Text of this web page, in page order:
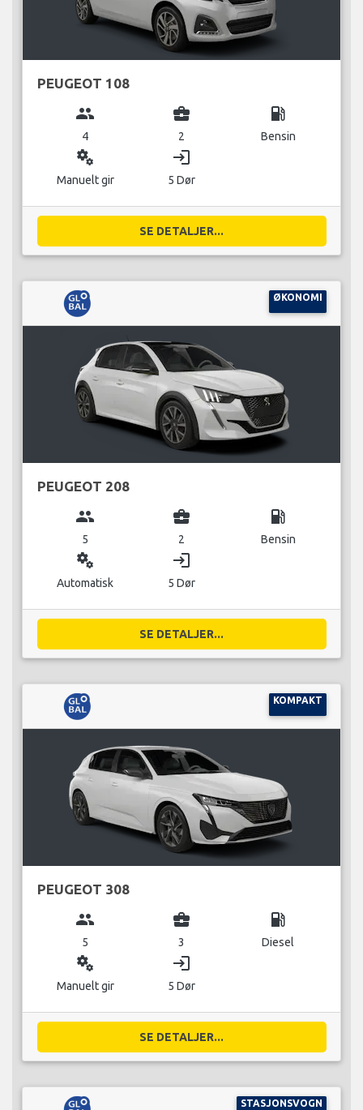
PEUGEOT 108
group
4
business_center
2
local_gas_station
Bensin
miscellaneous_services
Manuelt gir
login
5 Dør
SE DETALJER...
ØKONOMI
PEUGEOT 208
group
5
business_center
2
local_gas_station
Bensin
miscellaneous_services
Automatisk
login
5 Dør
SE DETALJER...
KOMPAKT
PEUGEOT 308
group
5
business_center
3
local_gas_station
Diesel
miscellaneous_services
Manuelt gir
login
5 Dør
SE DETALJER...
STASJONSVOGN